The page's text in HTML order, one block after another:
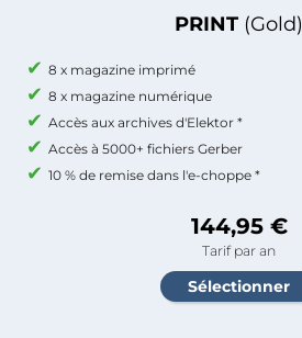
PRINT (Gold)
8 x magazine imprimé
8 x magazine numérique
Accès aux archives d'Elektor *
Accès à 5000+ fichiers Gerber
10 % de remise dans l'e-choppe *
144,95 €
Tarif par an